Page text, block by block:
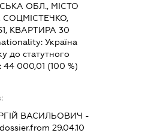
ОБЛ., МІСТО
СОЦМІСТЕЧКО,
КВАРТИРА 30
Україна
до статутного
44 000,01 (100 %)
ВАСИЛЬОВИЧ -
29.04.10